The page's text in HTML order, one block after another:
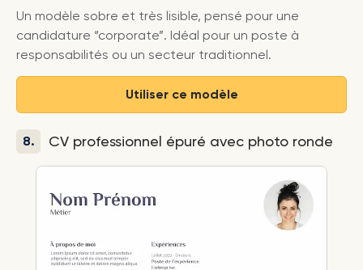
Un modèle sobre et très lisible, pensé pour une
candidature “corporate”. Idéal pour un poste à
responsabilités ou un secteur traditionnel.
Utiliser ce modèle
8. CV professionnel épuré avec photo ronde